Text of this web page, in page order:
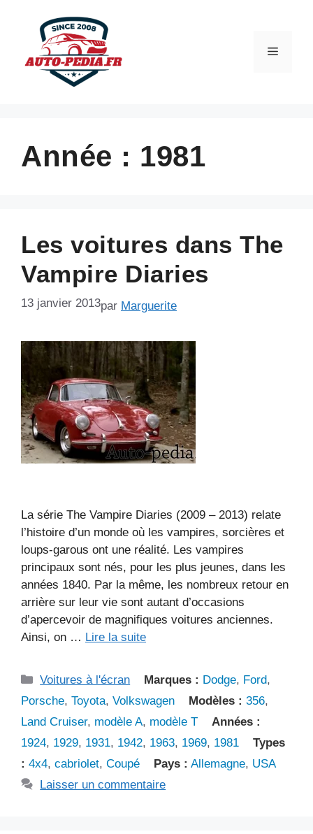
Menu
Année : 1981
Les voitures dans The
Vampire Diaries
13 janvier 2013par Marguerite
La série The Vampire Diaries (2009 – 2013) relate
l’histoire d’un monde où les vampires, sorcières et
loups-garous ont une réalité. Les vampires
principaux sont nés, pour les plus jeunes, dans les
années 1840. Par la même, les nombreux retour en
arrière sur leur vie sont autant d’occasions
d’apercevoir de magnifiques voitures anciennes.
Ainsi, on … Lire la suite
Catégories
Voitures à l'écran Marques : Dodge, Ford,
Porsche, Toyota, Volkswagen Modèles : 356,
Land Cruiser, modèle A, modèle T
Années :
1924, 1929, 1931, 1942, 1963, 1969, 1981
Types
: 4x4, cabriolet, Coupé Pays : Allemagne, USA
Laisser un commentaire